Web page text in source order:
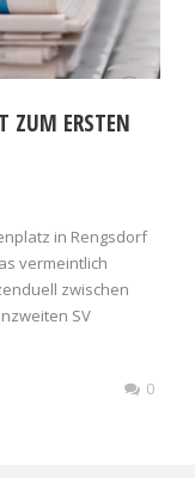
ZUM ERSTEN
in Rengsdorf
vermeintlich
zwischen
SV
0